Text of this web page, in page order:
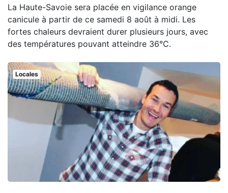
La Haute-Savoie sera placée en vigilance orange
canicule à partir de ce samedi 8 août à midi. Les
fortes chaleurs devraient durer plusieurs jours, avec
des températures pouvant atteindre 36°C.
Locales